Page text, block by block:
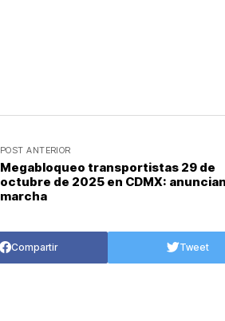
POST ANTERIOR
Megabloqueo transportistas 29 de
octubre de 2025 en CDMX:
marcha
Compartir Tweet